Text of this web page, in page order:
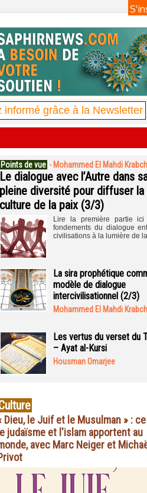
Points de vue - Mohammed El Mahdi Krabch
Le dialogue avec l’Autre dans
pleine diversité pour diffuser la
culture de la paix (3/3)
Lire la première partie
fondements du dialogue
civilisations à la lumière de
La sira prophétique
modèle de dialogue
intercivilisationnel (2/3)
Mohammed El Mahdi Krabch
Les vertus du verset du
– Ayat al-Kursi
Housman Omarjee
Dieu, le Juif et le Musulman » :
le judaïsme et l'islam apportent au
avec Marc Neiger et